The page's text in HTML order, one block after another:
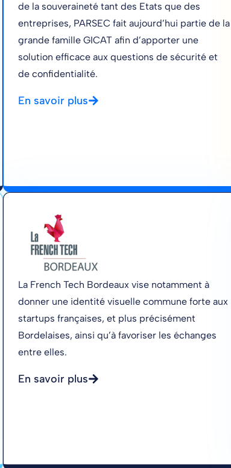
de la souveraineté tant des Etats que des
entreprises, PARSEC fait aujourd’hui partie de la
grande famille GICAT afin d’apporter une
solution efficace aux questions de sécurité et
de confidentialité.
En savoir plus
La French Tech Bordeaux vise notamment à
donner une identité visuelle commune forte aux
startups françaises, et plus précisément
Bordelaises, ainsi qu’à favoriser les échanges
entre elles.
En savoir plus